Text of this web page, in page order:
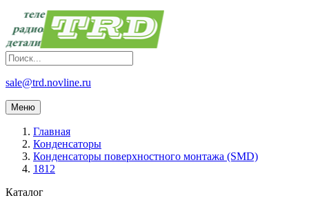
sale@trd.novline.ru
Меню
Главная
Конденсаторы
Конденсаторы поверхностного монтажа (SMD)
1812
Каталог